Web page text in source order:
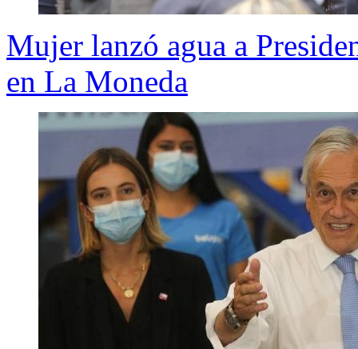
Mujer lanzó agua a
en La Moneda